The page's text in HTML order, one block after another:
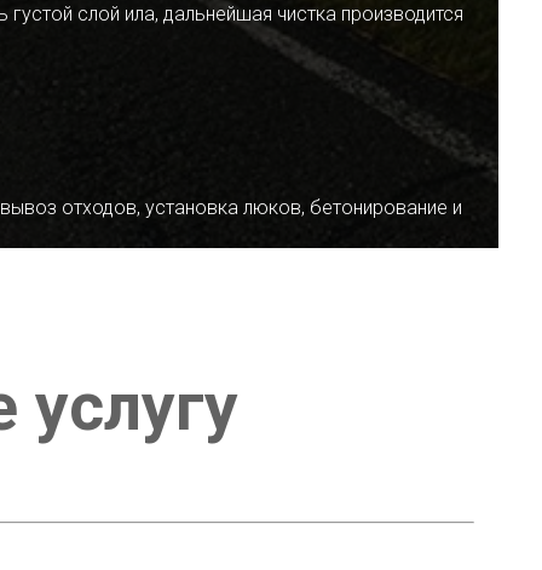
слой ила, дальнейшая чистка производится
отходов, установка люков, бетонирование и
услугу